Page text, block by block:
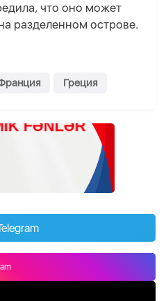
что оно может
разделенном острове.
Греция